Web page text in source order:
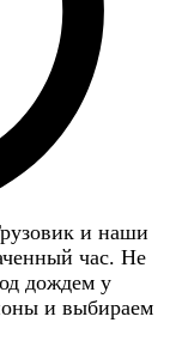
и наши
час. Не
дождем у
и выбираем